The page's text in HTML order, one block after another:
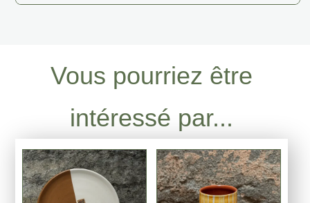
Vous pourriez être
intéressé par...